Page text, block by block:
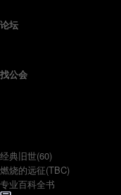
论坛
找公会
经典旧世(60)
燃烧的远征(TBC)
专业百科全书